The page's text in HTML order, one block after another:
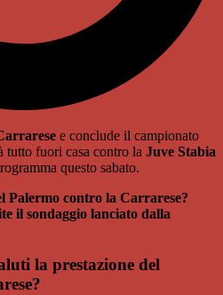
e conclude il campionato
tutto fuori casa contro la Juve Stabia
questo sabato.
Palermo contro la Carrarese?
il sondaggio lanciato dalla
la prestazione del